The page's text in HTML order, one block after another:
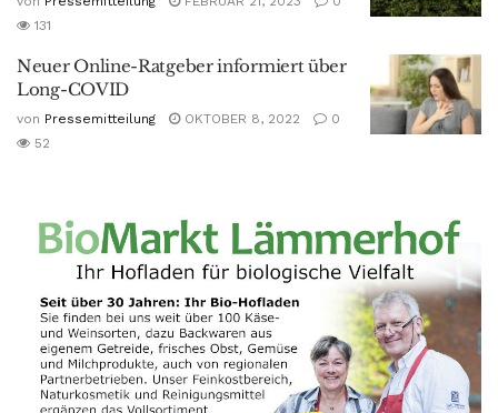
131
Neuer Online-Ratgeber informiert über
Long-COVID
von Pressemitteilung OKTOBER 8, 2022
0
52